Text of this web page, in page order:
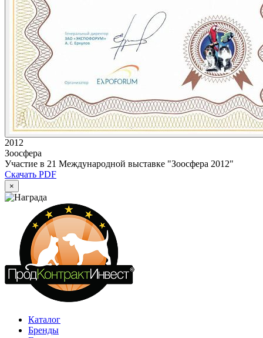
2012
Зоосфера
Участие в 21 Международной выставке "Зоосфера 2012"
Скачать PDF
×
Каталог
Бренды